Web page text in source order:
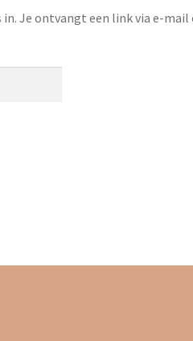
Je ontvangt een link via e-